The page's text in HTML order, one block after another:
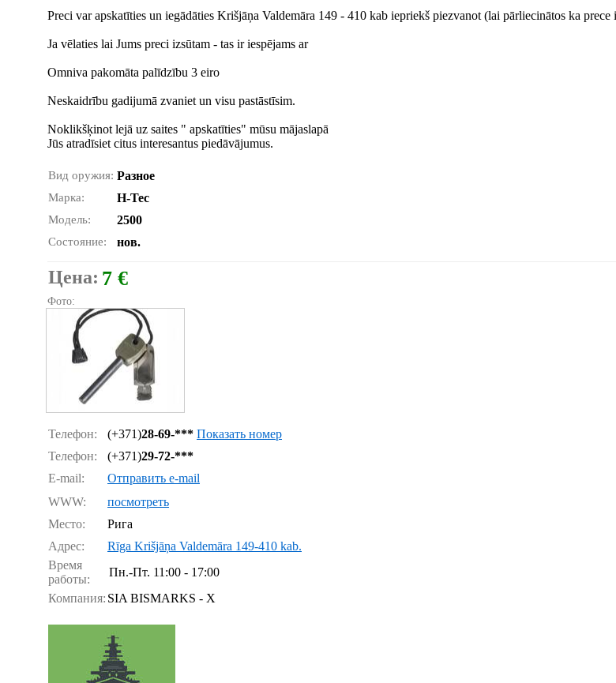
Preci var apskatīties un iegādāties Krišjāņa Valdemāra 149 - 410 kab iepriekš piezvanot (lai pārliecinātos ka prece
Ja vēlaties lai Jums preci izsūtam - tas ir iespējams ar
Omniva pakomāta palīdzību 3 eiro
Neskaidrību gadijumā zvaniet un visu pastāstīsim.
Noklikšķinot lejā uz saites " apskatīties" mūsu mājaslapā
Jūs atradīsiet citus interesantus piedāvājumus.
Вид оружия: Разное
Марка: H-Tec
Модель: 2500
Состояние: нов.
Цена: 7 €
Фото:
Телефон: (+371)28-69-*** Показать номер
Телефон:
(+371)29-72-***
E-mail:
Отправить e-mail
WWW:
посмотреть
Место:
Рига
Адрес:
Rīga Krišjāņa Valdemāra 149-410 kab.
Время
работы:
Пн.-Пт. 11:00 - 17:00
Компания: SIA BISMARKS - X